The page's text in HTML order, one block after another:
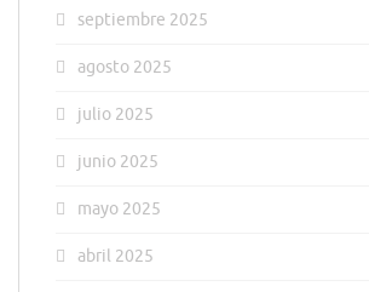
septiembre 2025
agosto 2025
julio 2025
junio 2025
mayo 2025
abril 2025